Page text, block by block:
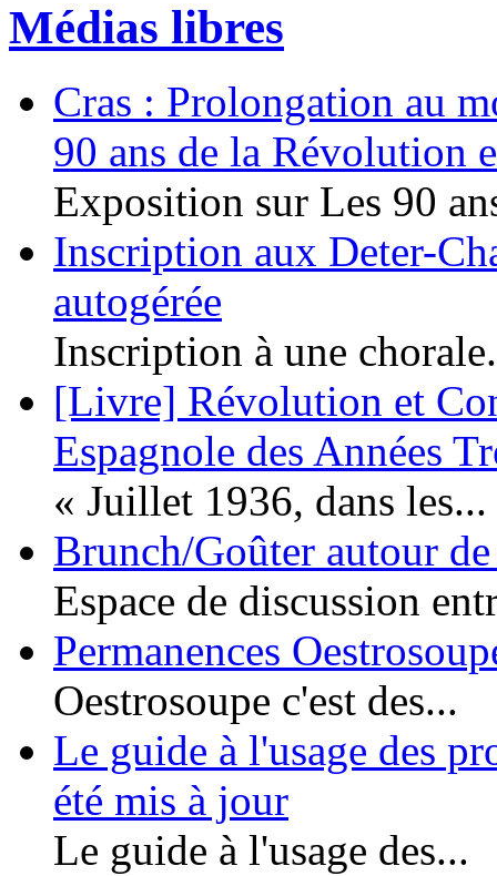
Médias libres
Cras : Prolongation au
90 ans de la Révolution
Exposition sur Les 90
Inscription aux Deter-
autogérée
Inscription à une
[Livre] Révolution et
Espagnole des Années
« Juillet 1936, dans les...
Brunch/Goûter autour de
Espace de discussion
Permanences
Oestrosoupe c'est des...
Le guide à l'usage des
été mis à jour
Le guide à l'usage des...